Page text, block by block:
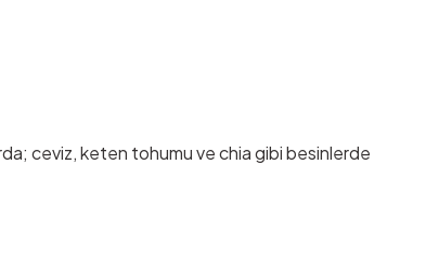
ceviz, keten tohumu ve chia gibi besinlerde